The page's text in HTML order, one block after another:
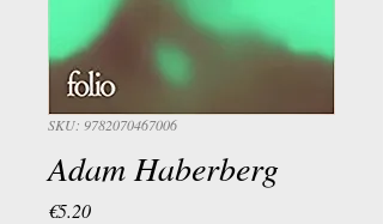
SKU: 9782070467006
Adam Haberberg
€5.20Price